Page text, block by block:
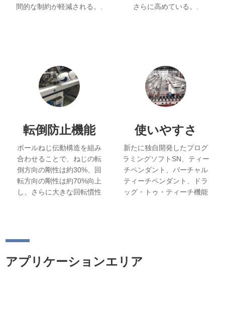
間的な制約が軽減される。.
さらに高めている。.
転倒防止機能
ボールねじ伝動構造を組み
合わせることで、ねじの転
倒方向の剛性は約30%、回
転方向の剛性は約70%向上
し、さらに大きな回転慣性
使いやすさ
新たに独自開発したプログ
ラミングソフトSN、ティー
チペンダント、バーチャル
ティーチペンダント、ドラ
ッグ・トゥ・ティーチ機能
アプリケーションエリア